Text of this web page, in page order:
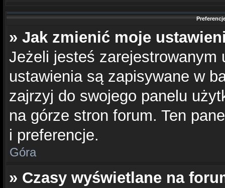
» Jak zmienić moje
Jeżeli jesteś zarejestrowanym
ustawienia są zapisywane w
zajrzyj do swojego panelu
na górze stron forum. Ten
i preferencje.
Góra
» Czasy wyświetlane na